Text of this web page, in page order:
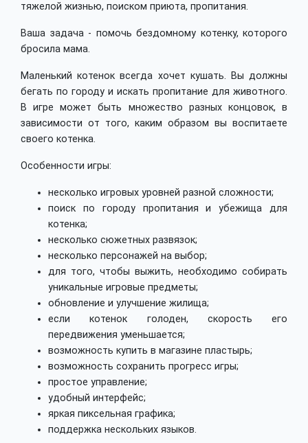
тяжелой жизнью, поиском приюта, пропитания.
Ваша задача - помочь бездомному котенку, которого
бросила мама.
Маленький котенок всегда хочет кушать. Вы должны
бегать по городу и искать пропитание для животного.
В игре может быть множество разных концовок, в
зависимости от того, каким образом вы воспитаете
своего котенка.
Особенности игры:
несколько игровых уровней разной сложности;
поиск по городу пропитания и убежища для
котенка;
несколько сюжетных развязок;
несколько персонажей на выбор;
для того, чтобы выжить, необходимо собирать
уникальные игровые предметы;
обновление и улучшение жилища;
если котенок голоден, скорость его
передвижения уменьшается;
возможность купить в магазине пластырь;
возможность сохранить прогресс игры;
простое управление;
удобный интерфейс;
яркая пиксельная графика;
поддержка нескольких языков.